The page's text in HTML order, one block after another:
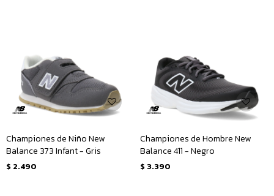
Championes de Niño New
Balance 373 Infant - Gris
$ 2.490
Championes de Hombre New
Balance 411 - Negro
$ 3.390